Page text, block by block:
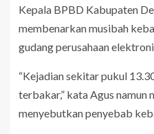
Kepala BPBD Kabupaten
membenarkan musibah
gudang perusahaan
“Kejadian sekitar pukul
terbakar,” kata Agus namun
menyebutkan penyebab